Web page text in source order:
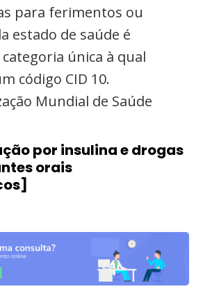
para ferimentos ou
estado de saúde é
única à qual
código CID 10.
Mundial de Saúde
por insulina e drogas
orais